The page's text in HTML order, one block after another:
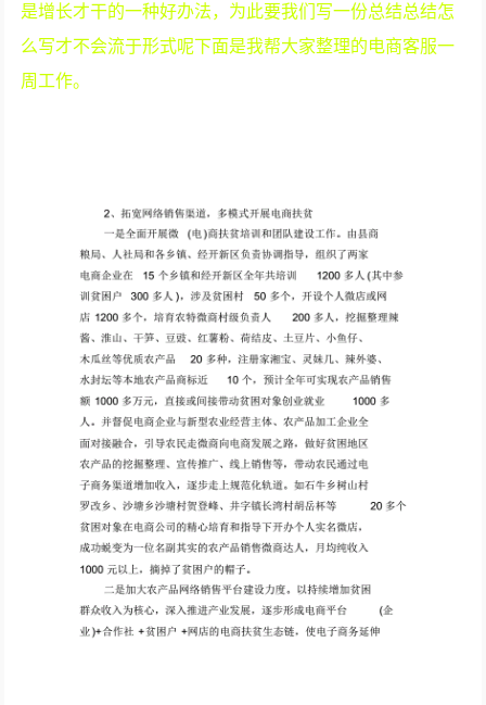
是增长才干的一种好办法，为此要我们写一份总结总结怎
么写才不会流于形式呢下面是我帮大家整理的电商客服一
周工作。